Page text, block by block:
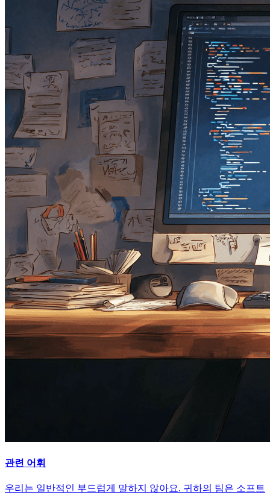
관련 어휘
우리는 일반적인 부드럽게 말하지 않아요. 귀하의 팀은 소프트